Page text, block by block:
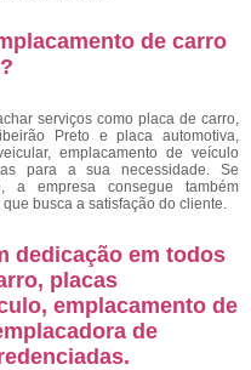
de carro
serviços como placa de carro,
Preto e placa automotiva,
emplacamento de veículo
para a sua necessidade. Se
a empresa consegue também
busca a satisfação do cliente.
dedicação em todos
placas
emplacamento de
de